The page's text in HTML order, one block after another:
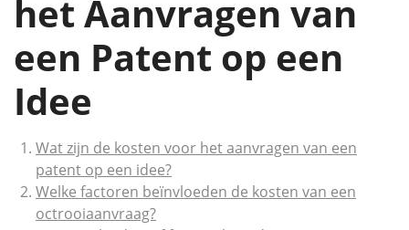
het Aanvragen van
een Patent op een
Idee
Wat zijn de kosten voor het aanvragen van een
patent op een idee?
Welke factoren beïnvloeden de kosten van een
octrooiaanvraag?